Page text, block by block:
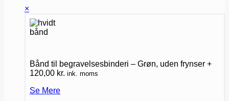
×
Bånd til begravelsesbinderi – Grøn, uden frynser +
120,00 kr. ink. moms
Se Mere